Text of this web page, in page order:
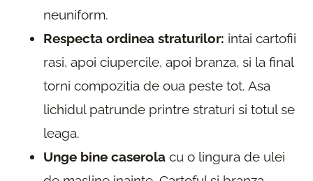
neuniform.
Respecta ordinea straturilor: intai cartofii
rasi, apoi ciupercile, apoi branza, si la final
torni compozitia de oua peste tot. Asa
lichidul patrunde printre straturi si totul se
leaga.
Unge bine caserola cu o lingura de ulei